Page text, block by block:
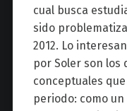
cual busca
sido
2012. Lo
por Soler son los
conceptuales
periodo: como